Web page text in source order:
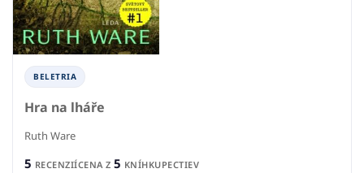
BELETRIA
Hra na lháře
Ruth Ware
5 RECENZIÍCENA Z 5 KNÍHKUPECTIEV